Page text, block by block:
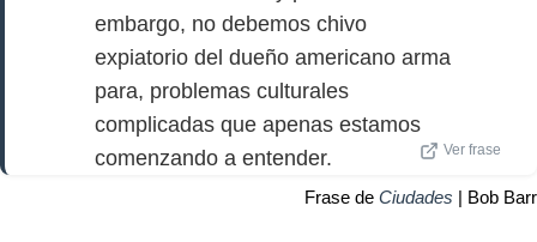
embargo, no debemos chivo
expiatorio del dueño americano arma
para, problemas culturales
complicadas que apenas estamos
comenzando a entender.
Ver frase
Frase de Ciudades | Bob Barr